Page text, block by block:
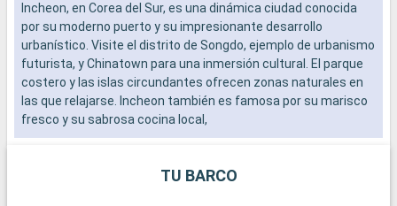
Incheon, en Corea del Sur, es una dinámica ciudad conocida
por su moderno puerto y su impresionante desarrollo
urbanístico. Visite el distrito de Songdo, ejemplo de urbanismo
futurista, y Chinatown para una inmersión cultural. El parque
costero y las islas circundantes ofrecen zonas naturales en
las que relajarse. Incheon también es famosa por su marisco
fresco y su sabrosa cocina local,
TU BARCO